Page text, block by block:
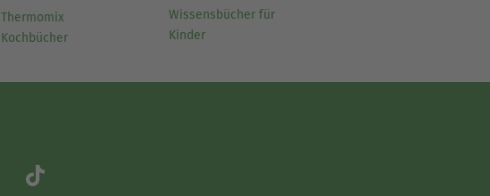
Thermomix
Kochbücher
Wissensbücher für
Kinder